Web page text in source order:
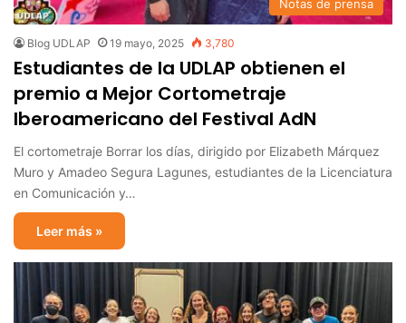
Notas de prensa
Blog UDLAP 19 mayo, 2025 3,780
Estudiantes de la UDLAP obtienen el
premio a Mejor Cortometraje
Iberoamericano del Festival AdN
El cortometraje Borrar los días, dirigido por Elizabeth Márquez
Muro y Amadeo Segura Lagunes, estudiantes de la Licenciatura
en Comunicación y…
Leer más »